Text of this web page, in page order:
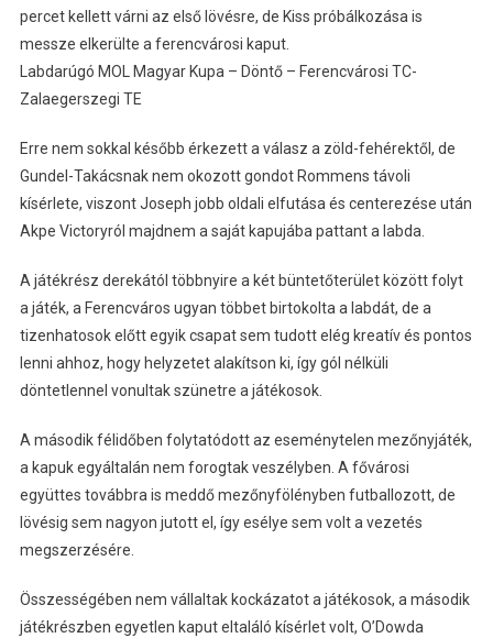
percet kellett várni az első lövésre, de Kiss próbálkozása is
messze elkerülte a ferencvárosi kaput.
Labdarúgó MOL Magyar Kupa – Döntő – Ferencvárosi TC-
Zalaegerszegi TE
Erre nem sokkal később érkezett a válasz a zöld-fehérektől, de
Gundel-Takácsnak nem okozott gondot Rommens távoli
kísérlete, viszont Joseph jobb oldali elfutása és centerezése után
Akpe Victoryról majdnem a saját kapujába pattant a labda.
A játékrész derekától többnyire a két büntetőterület között folyt
a játék, a Ferencváros ugyan többet birtokolta a labdát, de a
tizenhatosok előtt egyik csapat sem tudott elég kreatív és pontos
lenni ahhoz, hogy helyzetet alakítson ki, így gól nélküli
döntetlennel vonultak szünetre a játékosok.
A második félidőben folytatódott az eseménytelen mezőnyjáték,
a kapuk egyáltalán nem forogtak veszélyben. A fővárosi
együttes továbbra is meddő mezőnyfölényben futballozott, de
lövésig sem nagyon jutott el, így esélye sem volt a vezetés
megszerzésére.
Összességében nem vállaltak kockázatot a játékosok, a második
játékrészben egyetlen kaput eltaláló kísérlet volt, O’Dowda